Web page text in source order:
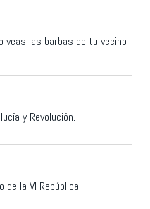
veas las barbas de tu vecino
y Revolución.
de la VI República